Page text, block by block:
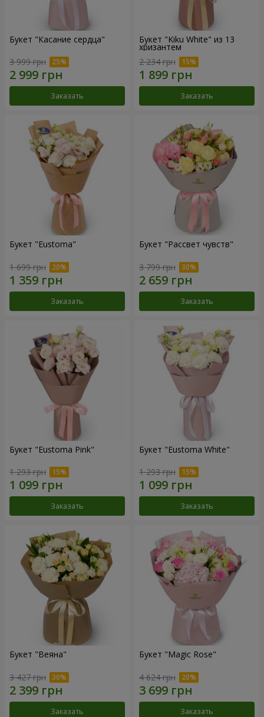
Букет "Касание сердца"
3 999 грн
Заказать
Букет "Kiku White" из 13
хризантем
2 234 грн
Заказать
Букет "Eustoma"
1 699 грн
Заказать
Букет "Рассвет чувств"
3 799 грн
Заказать
Букет "Eustoma Pink"
1 293 грн
Заказать
Букет "Eustoma White"
1 293 грн
Заказать
Букет "Веяна"
3 427 грн
Заказать
Букет "Magic Rose"
4 624 грн
Заказать